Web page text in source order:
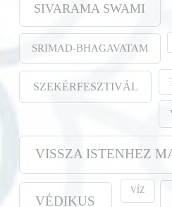
SIVARAMA SWAMI
SRIMAD-BHAGAVATAM
SZEKÉRFESZTIVÁL
VISSZA ISTENHEZ
VÉDIKUS
VÍZ